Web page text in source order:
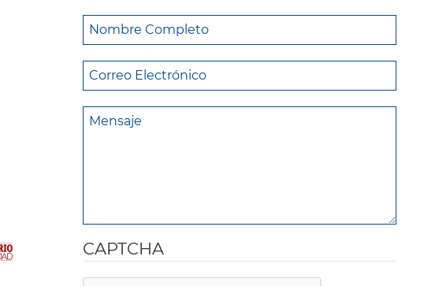
CAPTCHA